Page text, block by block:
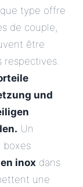
type offre
de couple,
être
respectives.
und
Un
boxes
inox dans
une